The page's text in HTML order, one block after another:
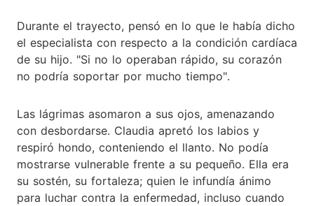
Durante el trayecto, pensó en lo que le había dicho
el especialista con respecto a la condición cardíaca
de su hijo. "Si no lo operaban rápido, su corazón
no podría soportar por mucho tiempo".
Las lágrimas asomaron a sus ojos, amenazando
con desbordarse. Claudia apretó los labios y
respiró hondo, conteniendo el llanto. No podía
mostrarse vulnerable frente a su pequeño. Ella era
su sostén, su fortaleza; quien le infundía ánimo
para luchar contra la enfermedad, incluso cuando